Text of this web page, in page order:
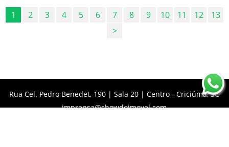
1 2 3 4 5 6 7 8 9 10 11 12
13
>
Rua Cel. Pedro Benedet, 190 | Sala 20 | Centro - Criciúma, SC
imprensa@showdoimovel.com